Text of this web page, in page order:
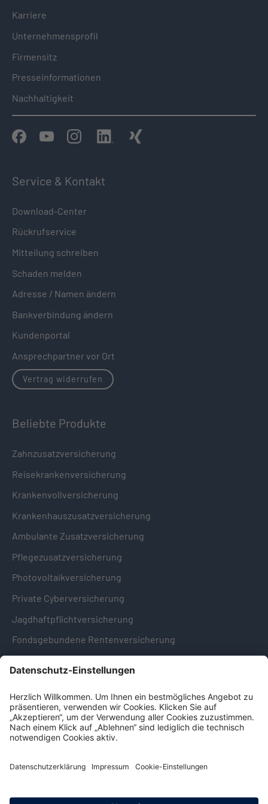
Karriere
Unternehmensprofil
Firmensitz
Presseinformationen
Nachhaltigkeit
Service & Kontakt
Download-Center
Rückrufservice
Mitteilung schreiben
Schaden melden
Adresse / Namen ändern
Bankverbindung ändern
Kundenportal
Ansprechpartner vor Ort
Vertrag widerrufen
Beliebte Produkte
Zahnzusatzversicherung
Reisekrankenversicherung
Krankenvollversicherung
Krankenhauszusatzversicherung
Ambulante Zusatzversicherung
Pflegezusatzversicherung
Photovoltaikversicherung
Private Cyberversicherung
Jagdhaftpflichtversicherung
Fondsgebundene Rentenversicherung
Hinweise & Informationen
Impressum
Datenschutz
Hinweisgebersystem -